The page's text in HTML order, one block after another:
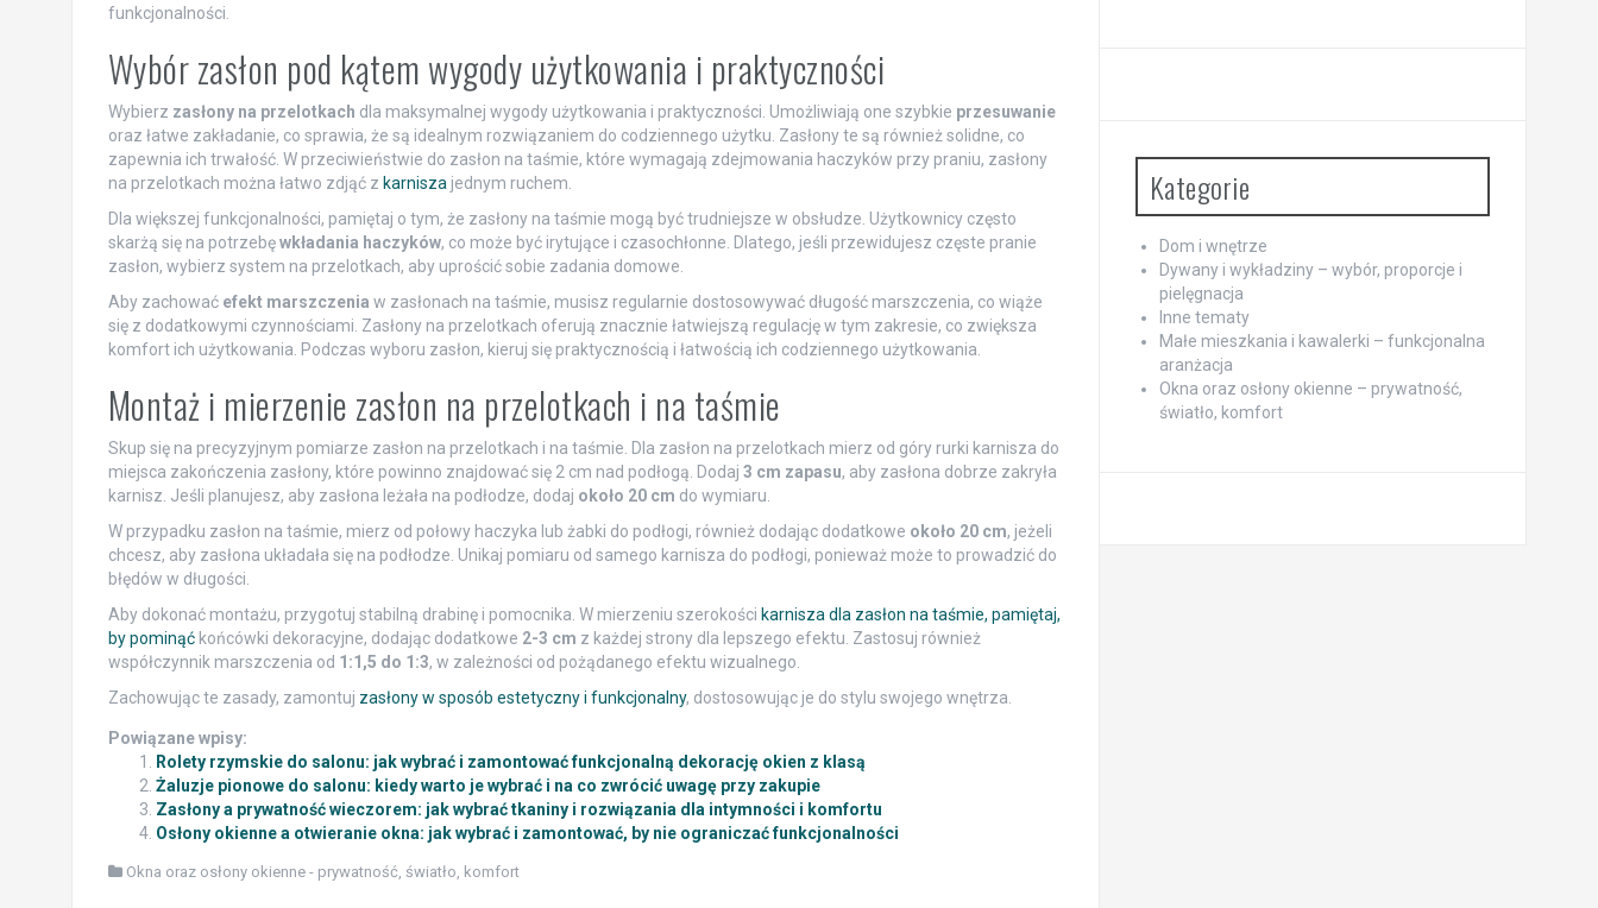
funkcjonalności.
Wybór zasłon pod kątem wygody użytkowania i praktyczności
Wybierz zasłony na przelotkach dla maksymalnej wygody użytkowania i praktyczności. Umożliwiają one szybkie przesuwanie
oraz łatwe zakładanie, co sprawia, że są idealnym rozwiązaniem do codziennego użytku. Zasłony te są również solidne, co
zapewnia ich trwałość. W przeciwieństwie do zasłon na taśmie, które wymagają zdejmowania haczyków przy praniu, zasłony
na przelotkach można łatwo zdjąć z karnisza jednym ruchem.
Dla większej funkcjonalności, pamiętaj o tym, że zasłony na taśmie mogą być trudniejsze w obsłudze. Użytkownicy często
skarżą się na potrzebęwkładania haczyków, co może być irytujące i czasochłonne. Dlatego, jeśli przewidujesz częste pranie
zasłon, wybierz system na przelotkach, aby uprościć sobie zadania domowe.
Aby zachować efekt marszczenia w zasłonach na taśmie, musisz regularnie dostosowywać długość marszczenia, co wiąże
się z dodatkowymi czynnościami. Zasłony na przelotkach oferują znacznie łatwiejszą regulację w tym zakresie, co zwiększa
komfort ich użytkowania. Podczas wyboru zasłon, kieruj się praktycznością i łatwością ich codziennego użytkowania.
Montaż i mierzenie zasłon na przelotkach i na taśmie
Skup się na precyzyjnym pomiarze zasłon na przelotkach i na taśmie. Dla zasłon na przelotkach mierz od góry rurki karnisza do
miejsca zakończenia zasłony, które powinno znajdować się 2 cm nad podłogą. Dodaj 3 cm zapasu, aby zasłona dobrze zakryła
karnisz. Jeśli planujesz, aby zasłona leżała na podłodze, dodaj około 20 cm do wymiaru.
W przypadku zasłon na taśmie, mierz od połowy haczyka lub żabki do podłogi, również dodając dodatkowe około 20 cm, jeżeli
chcesz, aby zasłona układała się na podłodze. Unikaj pomiaru od samego karnisza do podłogi, ponieważ może to prowadzić do
błędów w długości.
Aby dokonać montażu, przygotuj stabilną drabinę i pomocnika. W mierzeniu szerokości karnisza dla zasłon na taśmie, pamiętaj,
by pominąćkońcówki dekoracyjne, dodając dodatkowe 2-3 cm z każdej strony dla lepszego efektu. Zastosuj również
współczynnik marszczenia od 1:1,5 do 1:3, w zależności od pożądanego efektu wizualnego.
Zachowując te zasady, zamontuj zasłony w sposób estetyczny i funkcjonalny, dostosowując je do stylu swojego wnętrza.
Powiązane wpisy:
Rolety rzymskie do salonu: jak wybrać i zamontować funkcjonalną dekorację okien z klasą
Żaluzje pionowe do salonu: kiedy warto je wybrać i na co zwrócić uwagę przy zakupie
Zasłony a prywatność wieczorem: jak wybrać tkaniny i rozwiązania dla intymności i komfortu
Osłony okienne a otwieranie okna: jak wybrać i zamontować, by nie ograniczać funkcjonalności
Okna oraz osłony okienne - prywatność, światło, komfort
Kategorie
Dom i wnętrze
Dywany i wykładziny – wybór, proporcje i
pielęgnacja
Inne tematy
Małe mieszkania i kawalerki – funkcjonalna
aranżacja
Okna oraz osłony okienne – prywatność,
światło, komfort